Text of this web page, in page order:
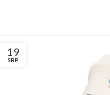
Studio furniture ideas
19
SRP